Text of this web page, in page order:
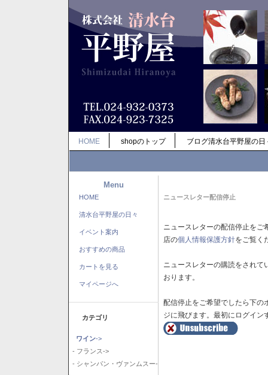
HOME shopのトップ ブログ清水台平野屋の日
Menu
HOME
清水台平野屋の日々
イベント案内
おすすめの商品
カートを見る
マイページへ
カテゴリ
ワイン->
- フランス->
- シャンパン・ヴァンムスー-
ニュースレター配信停止
ニュースレターの配信停止を
店の個人情報保護方針をご覧く
ニュースレターの購読をされ
おります。
配信停止をご希望でしたら下の
ジに飛びます。最初にログイン